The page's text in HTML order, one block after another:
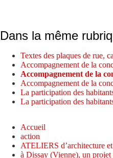
Dans la même
Textes des plaques de rue,
Accompagnement de la
Accompagnement de la
Accompagnement de la
La participation des
La participation des
Accueil
action
ATELIERS d’architecture
à Dissay (Vienne), un projet